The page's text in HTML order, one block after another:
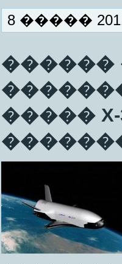
8 �����
������
�����